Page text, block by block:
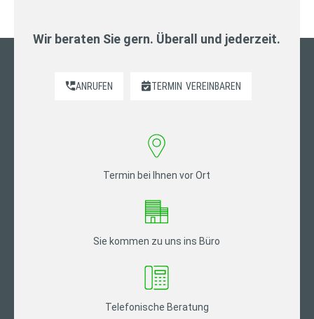
Wir beraten Sie gern. Überall und jederzeit.
ANRUFEN TERMIN VEREINBAREN
Termin bei Ihnen vor Ort
Sie kommen zu uns ins Büro
Telefonische Beratung